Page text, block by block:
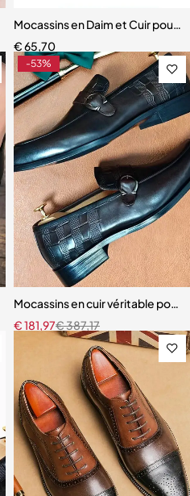
cuir pour hommes
Mocassins en Daim et Cuir pour
€65,70
hommes
-53%
Mocassins en cuir véritable pour
€387,17
€181,97